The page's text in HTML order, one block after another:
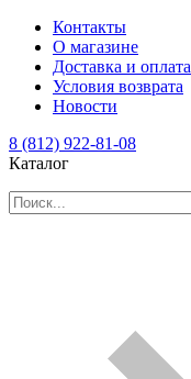
Контакты
О магазине
Доставка и оплата
Условия возврата
Новости
8 (812) 922-81-08
Каталог